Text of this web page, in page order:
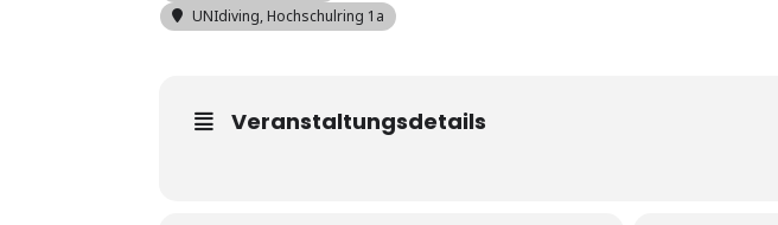
UNIdiving, Hochschulring 1a
Veranstaltungsdetails